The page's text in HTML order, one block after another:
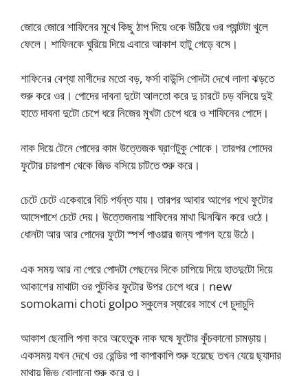
জোরে জোরে শাফিনের মুখে কিছু ঠাপ দিয়ে ওকে উঠিয়ে ওর প্যান্টটা খুলে
ফেলে। শাফিনকে ঘুরিয়ে দিয়ে এবারে আকাশ হাটু গেড়ে বসে।
শাফিনের বেশ্যা মাগীদের মতো বড়, ফর্সা বাউন্সি পোদটা দেখে লালা ঝড়তে
শুরু করে ওর। পোদের দাবনা দুটো আলতো করে দু চারটে চড় বসিয়ে দুই
হাতে দাবনা দুটো চেপে ধরে নিজের মুখটা চেপে ধরে ও শাফিনের পোদে।
নাক দিয়ে টেনে পোদের কাম উত্তেজক ঘ্রাণটুকু শোকে। তারপর পোদের
ফুটোর চারপাশ থেকে জিভ বসিয়ে চাটতে শুরু করে।
চেটে চেটে একেবারে বিচি পর্যন্ত যায়। তারপর আবার আগের পথে ফুটোর
আসেপাশে চেটে দেয়। উত্তেজনায় শাফিনের মাথা ঝিনঝিন করে ওঠে।
ধোনটা আর আর পোদের ফুটো স্পর্শ পাওয়ার জন্য পাগল হয়ে উঠে।
এক সময় আর না পেরে পোদটা পেছনের দিকে চাপিয়ে দিয়ে হাতদুটো দিয়ে
আকাশের মাথাটা ওর পুটকির ফুটোর উপর চেপে ধরে। new
somokami choti golpo স্কুলের স্যারের সাথে গে চুদাচুদি
আকাশ ছেনালি পনা করে অহেতুক নাক ঘষে ফুটোর কুঁচকানো চামড়ায়।
একসময় যখন দেখে ওর রেন্ডির পা কাপাকাপি শুরু হয়েছে তখন যেয়ে ছ্যাদার
মাথায় জিভ বোলানো শুরু করে ও।